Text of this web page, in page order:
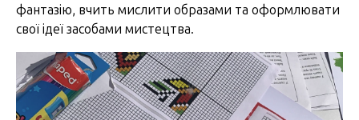
фантазію, вчить мислити образами та оформлювати
свої ідеї засобами мистецтва.